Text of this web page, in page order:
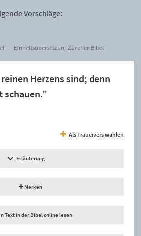
Vorschläge:
Einheitsübersetzung Zürcher Bibel
Herzens sind; denn
schauen.”
Als Trauervers wählen
Erläuterung
Merken
Text in der Bibel online lesen